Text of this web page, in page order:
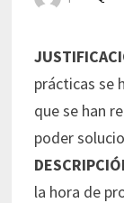
prácticas se
que se han
poder
la hora de